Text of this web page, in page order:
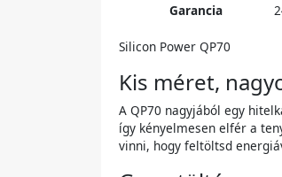
Garancia
Silicon Power QP70
Kis méret,
A QP70 nagyjából egy
így kényelmesen elfér a
vinni, hogy feltöltsd